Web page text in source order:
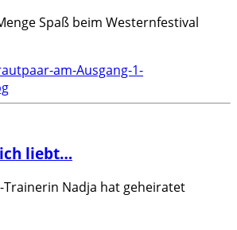
Spaß beim Westernfestival
liebt…
Trainerin Nadja hat geheiratet